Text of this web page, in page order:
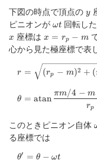
下図の時点で頂点の y
y
ピニオンが \omega
ωt回転し
x 座標は x=r_p-
m
x = rp − m
心から見た極座標で表
r=\sqrt{(r_p-
r = (rp − m)2 + (
θ = atan
rp
πm/4 − m
このときピニオン自体
る座標では
\theta'=\theta-
θ′ = θ − ωt